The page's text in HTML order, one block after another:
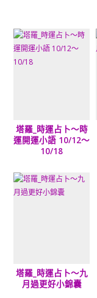
塔羅_時運占卜～時
運開運小語 10/12～
10/18
塔羅_時運占卜～九
月過更好小錦囊